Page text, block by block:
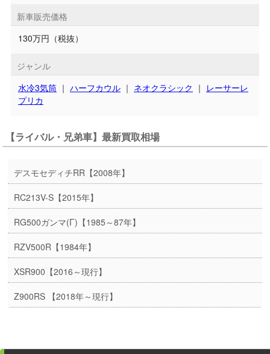
新車販売価格
130万円（税抜）
ジャンル
水冷3気筒 ｜ ハーフカウル ｜ ネオクラシック ｜ レーサーレ
プリカ
【ライバル・兄弟車】最新買取相場
デスモセディチRR【2008年】
RC213V-S【2015年】
RG500ガンマ(Γ)【1985～87年】
RZV500R【1984年】
XSR900【2016～現行】
Z900RS 【2018年～現行】